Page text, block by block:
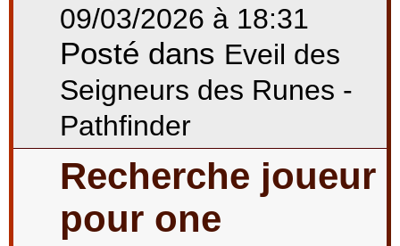
09/03/2026 à 18:31
Posté dans Eveil des
Seigneurs des Runes -
Pathfinder
Recherche joueur
pour one